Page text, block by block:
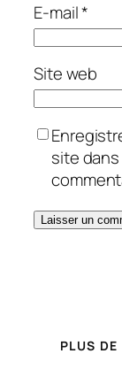
E-mail*
Site web
site
PLUS